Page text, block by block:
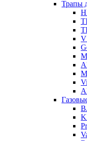
Трапы